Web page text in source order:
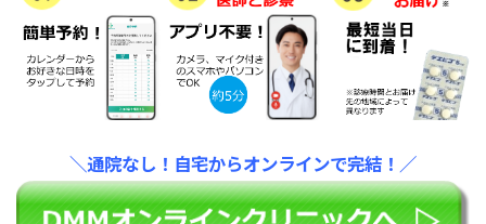
＼通院なし！自宅からオンラインで完結！／